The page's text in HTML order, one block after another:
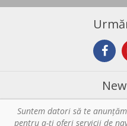
Suntem datori să te
pentru a-ți oferi servicii de